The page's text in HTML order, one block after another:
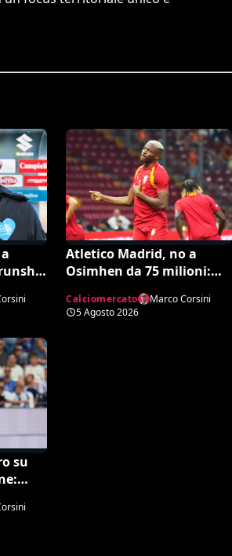
Atletico Madrid, no a
Osimhen da 75 milioni:
Tottenham
Calciomercato
Marco Corsini
5 Agosto 2026
su
a